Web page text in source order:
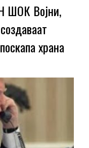
ШОК Војни,
храна